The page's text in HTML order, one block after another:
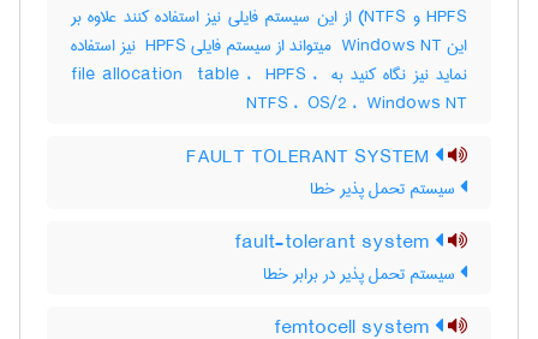
HPFS و ‎NTFS) از این سیستم فایلی نیز استفاده کنند علاوه بر
این ‎ Windows NT میتواند از سیستم فایلی ‎ HPFS نیز استفاده
نماید نیز نگاه کنید به ‎file allocation ‎ table ، ‎ HPFS ، ‎
NTFS ، ‎ OS/2 ، ‎ Windows NT
سیستم تحمل پذیر خطا
سیستم تحمل پذیر در برابر خطا